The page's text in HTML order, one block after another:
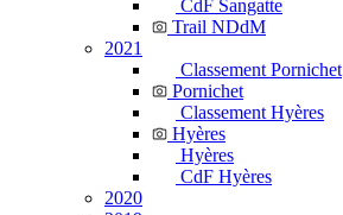
CdF Sangatte
Trail NDdM
2021
Classement Pornichet
Pornichet
Classement Hyères
Hyères
Hyères
CdF Hyères
2020